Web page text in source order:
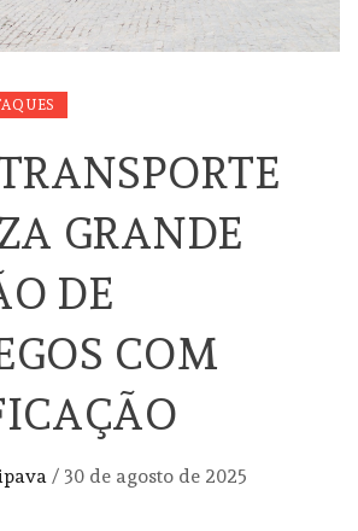
GRANDE
DE
COM
/ 30 de agosto de 2025